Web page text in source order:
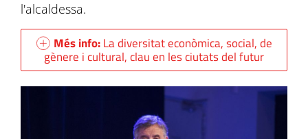
l'alcaldessa.
Més info:La diversitat econòmica, social, de
gènere i cultural, clau en les ciutats del futur